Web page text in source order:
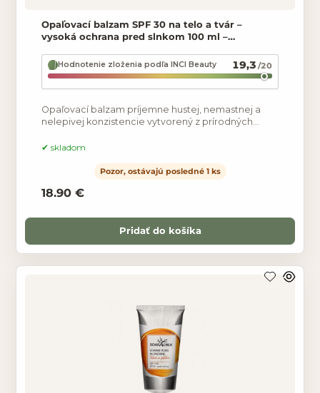
Opaľovací balzam SPF 30 na telo a tvár –
vysoká ochrana pred slnkom 100 ml –
Hodnotenie zloženia podľa INCI Beauty 19,3 /20
Opaľovací balzam príjemne hustej, nemastnej a
nelepivej konzistencie vytvorený z prírodných
ochraňujú pokožku,
skladom
Pozor, ostávajú posledné 1 ks
18.90 €
Pridať do košíka